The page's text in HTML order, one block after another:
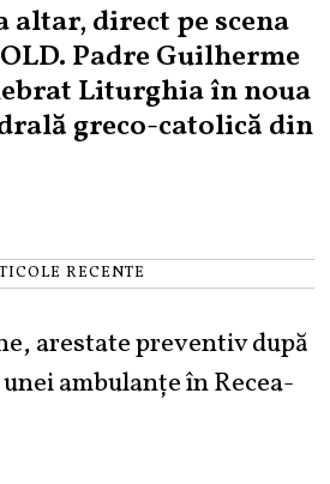
altar, direct pe scena
Padre Guilherme
Liturghia în noua
greco-catolică din
RECENTE
arestate preventiv după
ambulanțe în Recea-